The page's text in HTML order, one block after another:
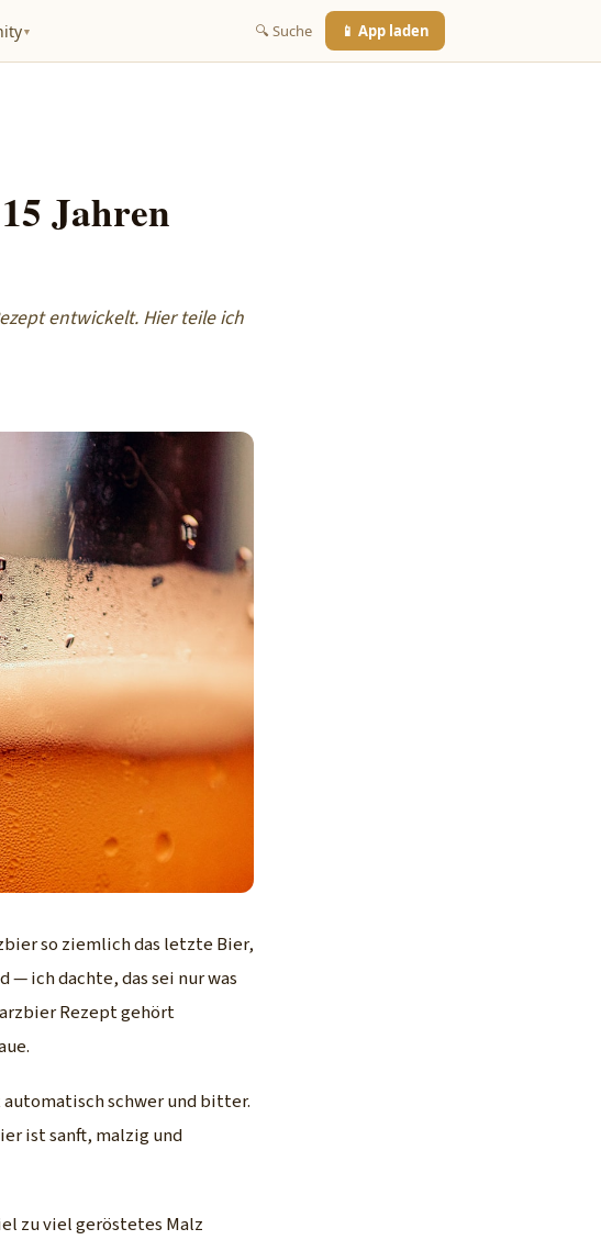
▼ 🔍 Suche 📱 App laden
Jahren
entwickelt. Hier teile ich
so ziemlich das letzte Bier,
ich dachte, das sei nur was
Rezept gehört
schwer und bitter.
ist sanft, malzig und
zu viel geröstetes Malz